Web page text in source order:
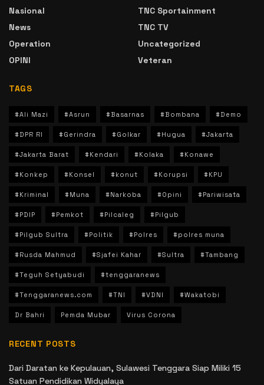
Nasional
News
Operation
OPINI
TNC Sportainment
TNC TV
Uncategorized
Veteran
TAGS
#Ali Mazi #Asrun #Basarnas #Bombana #Demo
#DPR RI #Gerindra #Golkar #Hugua #Jakarta
#Jakarta Barat #Kendari #Kolaka #Konawe
#Konkep #Konsel #konut #Korupsi #KPU
#Kriminal #Muna #Narkoba #Opini #Pariwisata
#PDIP #Pemkot #Pilcaleg #Pilgub
#Pilgub Sultra #Politik #Polres #polres muna
#Rusda Mahmud #Sjafei Kahar #Sultra #Tambang
#Teguh Setyabudi #tenggaranews
#Tenggaranews.com #TNI #VDNI #Wakatobi
Dr Bahri Pemda Mubar Virus Corona
RECENT POSTS
Dari Daratan ke Kepulauan, Sulawesi Tenggara Siap Miliki 15
Satuan Pendidikan Widyalaya